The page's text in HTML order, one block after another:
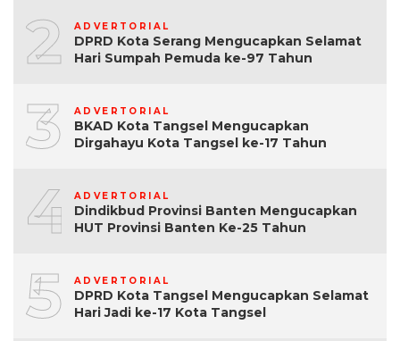
2 ADVERTORIAL
DPRD Kota Serang Mengucapkan Selamat
Hari Sumpah Pemuda ke-97 Tahun
3 ADVERTORIAL
BKAD Kota Tangsel Mengucapkan
Dirgahayu Kota Tangsel ke-17 Tahun
4 ADVERTORIAL
Dindikbud Provinsi Banten Mengucapkan
HUT Provinsi Banten Ke-25 Tahun
5 ADVERTORIAL
DPRD Kota Tangsel Mengucapkan Selamat
Hari Jadi ke-17 Kota Tangsel